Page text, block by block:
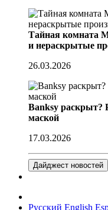
Тайная комната
и нераскрытые
26.03.2026
Banksy раскрыт?
маской
17.03.2026
Дайджест новостей
Русский English